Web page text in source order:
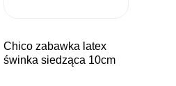
chico zabawka latex
świnka siedząca 10cm